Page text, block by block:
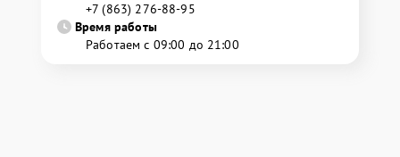
+7 (863) 276-88-95
Время работы
Работаем с 09:00 до 21:00